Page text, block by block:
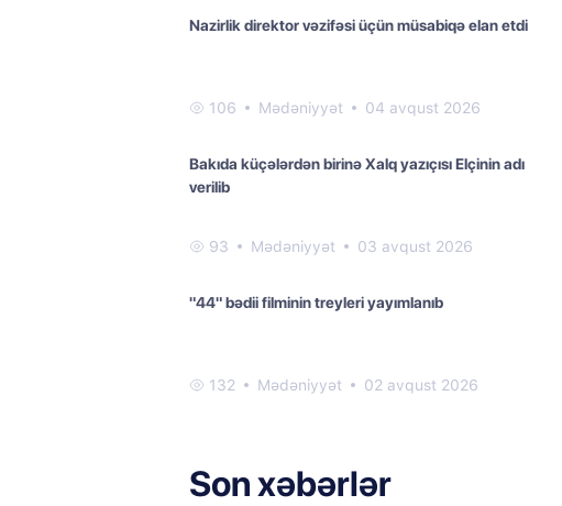
Nazirlik direktor vəzifəsi üçün müsabiqə elan etdi
106 Mədəniyyət 04 avqust 2026
Bakıda küçələrdən birinə Xalq yazıçısı Elçinin adı
verilib
93 Mədəniyyət 03 avqust 2026
"44" bədii filminin treyleri yayımlanıb
132 Mədəniyyət 02 avqust 2026
Son xəbərlər